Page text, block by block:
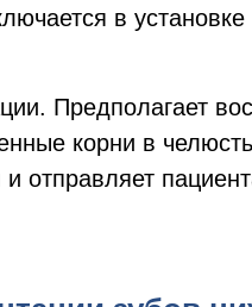
в установке
Предполагает
корни в
отправляет